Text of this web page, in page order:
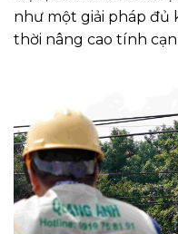
như một giải pháp đủ
thời nâng cao tính